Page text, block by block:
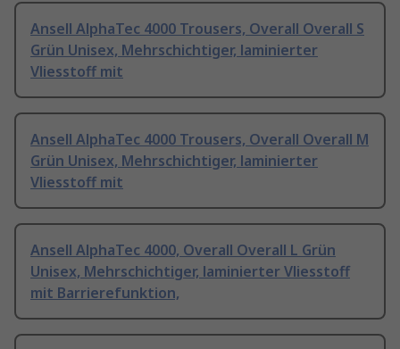
Ansell AlphaTec 4000 Trousers, Overall Overall S
Grün Unisex, Mehrschichtiger, laminierter
Vliesstoff mit
Ansell AlphaTec 4000 Trousers, Overall Overall M
Grün Unisex, Mehrschichtiger, laminierter
Vliesstoff mit
Ansell AlphaTec 4000, Overall Overall L Grün
Unisex, Mehrschichtiger, laminierter Vliesstoff
mit Barrierefunktion,